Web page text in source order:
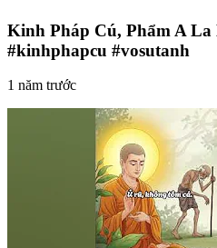
Kinh Pháp Cú, Phẩm A La
#kinhphapcu #vosutanh
1 năm trước